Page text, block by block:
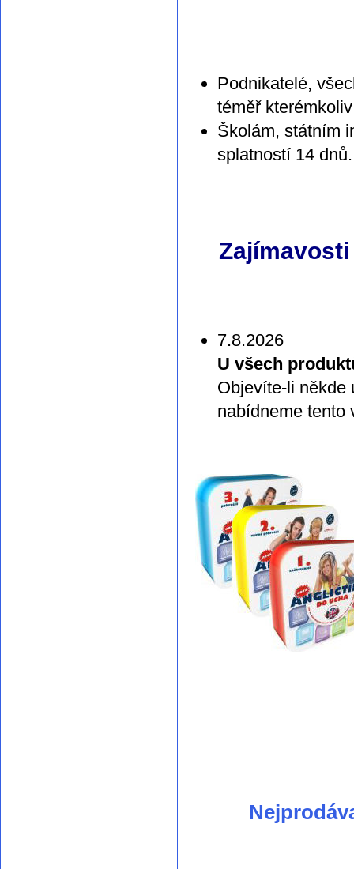
Podnikatelé,
téměř
Školám, státním
splatností 14 dnů.
7.8.2026
U všech
Objevíte-li někde
nabídneme tento